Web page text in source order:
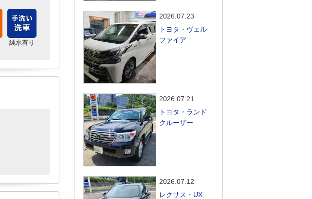
純水有り
2026.07.23
トヨタ・ヴェル
ファイア
2026.07.21
トヨタ・ランド
クルーザー
2026.07.12
レクサス・UX